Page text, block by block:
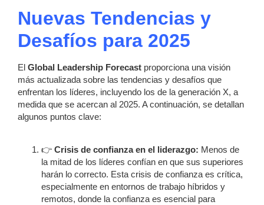
Nuevas Tendencias y
Desafíos para 2025
El Global Leadership Forecast proporciona una visión
más actualizada sobre las tendencias y desafíos que
enfrentan los líderes, incluyendo los de la generación X, a
medida que se acercan al 2025. A continuación, se detallan
algunos puntos clave:
👉 Crisis de confianza en el liderazgo: Menos de
la mitad de los líderes confían en que sus superiores
harán lo correcto. Esta crisis de confianza es crítica,
especialmente en entornos de trabajo híbridos y
remotos, donde la confianza es esencial para